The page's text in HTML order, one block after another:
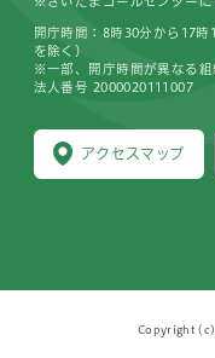
アクセスマップ
開庁時間：8時30分から17
を除く）
※一部、開庁時間が異なる組
法人番号 2000020111007
Copyright (c)